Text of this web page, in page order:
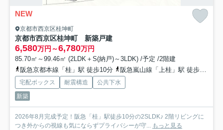
NEW
京都市西京区桂坤町
京都市西京区桂坤町 新築戸建
6,580万円～6,780万円
85.70㎡～99.46㎡ (2LDK＋S(納戸)～3LDK) /予定 /2階建
阪急京都本線「桂」駅 徒歩10分
阪急嵐山線「上桂」駅 徒歩19分
宅配ボックス 耐震構造
公共下水
新築
2026年8月完成予定！阪急「桂」駅徒歩10分の2SLDK♪ 2階リビングに
つき外からの視線も気にならずプライバシーが守... もっと見る